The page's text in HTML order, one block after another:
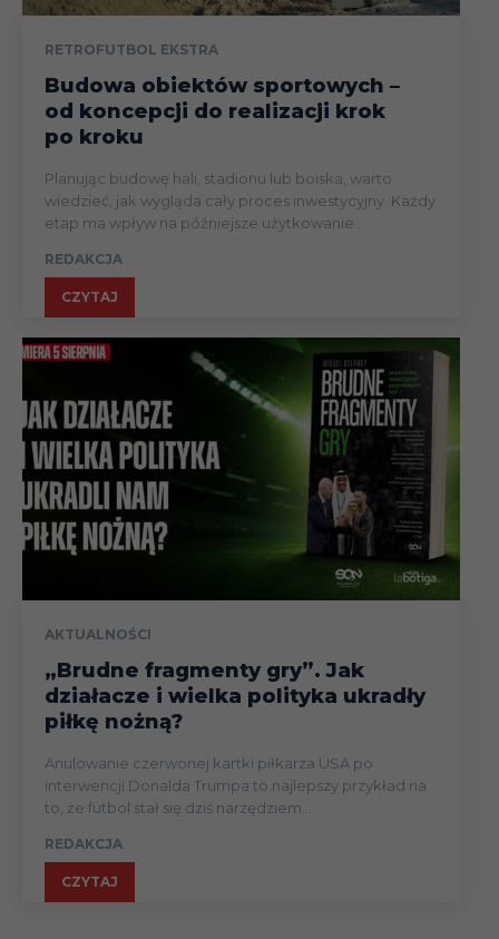
RETROFUTBOL EKSTRA
Budowa obiektów sportowych –
od koncepcji do realizacji krok
po kroku
Planując budowę hali, stadionu lub boiska, warto
wiedzieć, jak wygląda cały proces inwestycyjny. Każdy
etap ma wpływ na późniejsze użytkowanie...
REDAKCJA
CZYTAJ
AKTUALNOŚCI
„Brudne fragmenty gry”. Jak
działacze i wielka polityka ukradły
piłkę nożną?
Anulowanie czerwonej kartki piłkarza USA po
interwencji Donalda Trumpa to najlepszy przykład na
to, że futbol stał się dziś narzędziem...
REDAKCJA
CZYTAJ